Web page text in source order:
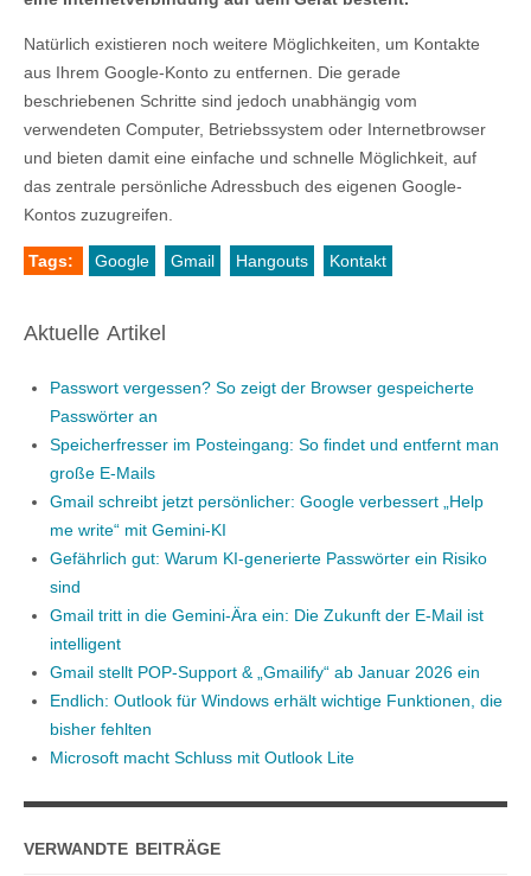
Natürlich existieren noch weitere Möglichkeiten, um Kontakte
aus Ihrem Google-Konto zu entfernen. Die gerade
beschriebenen Schritte sind jedoch unabhängig vom
verwendeten Computer, Betriebssystem oder Internetbrowser
und bieten damit eine einfache und schnelle Möglichkeit, auf
das zentrale persönliche Adressbuch des eigenen Google-
Kontos zuzugreifen.
Tags: Google Gmail Hangouts Kontakt
Aktuelle Artikel
Passwort vergessen? So zeigt der Browser gespeicherte
Passwörter an
Speicherfresser im Posteingang: So findet und entfernt man
große E-Mails
Gmail schreibt jetzt persönlicher: Google verbessert „Help
me write“ mit Gemini-KI
Gefährlich gut: Warum KI-generierte Passwörter ein Risiko
sind
Gmail tritt in die Gemini-Ära ein: Die Zukunft der E-Mail ist
intelligent
Gmail stellt POP-Support & „Gmailify“ ab Januar 2026 ein
Endlich: Outlook für Windows erhält wichtige Funktionen, die
bisher fehlten
Microsoft macht Schluss mit Outlook Lite
VERWANDTE BEITRÄGE